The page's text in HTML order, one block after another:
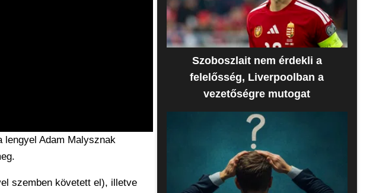
Adam Malysznak
szemben követett el), illetve
Szoboszlait nem érdekli a
felelősség, Liverpoolban a
vezetőségre mutogat